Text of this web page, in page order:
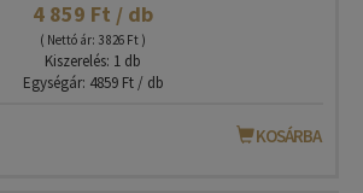
4 859 Ft / db
( Nettó ár: 3 826 Ft )
Kiszerelés: 1 db
Egységár: 4859 Ft / db
KOSÁRBA